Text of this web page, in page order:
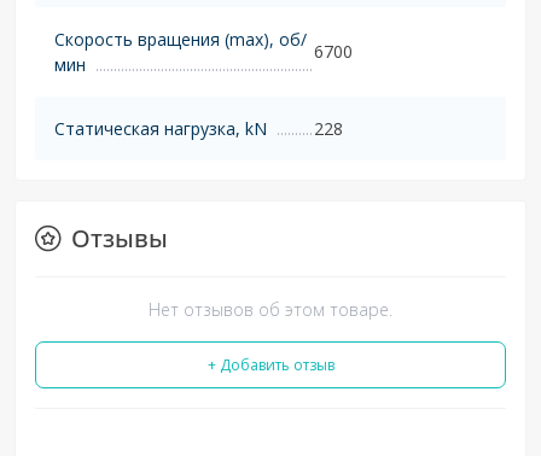
Скорость вращения (max), об/
мин
6700
Статическая нагрузка, kN 228
Отзывы
Нет отзывов об этом товаре.
+ Добавить отзыв